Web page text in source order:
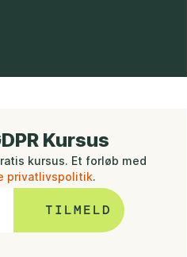
Kursus
kursus. Et forløb med
privatlivspolitik.